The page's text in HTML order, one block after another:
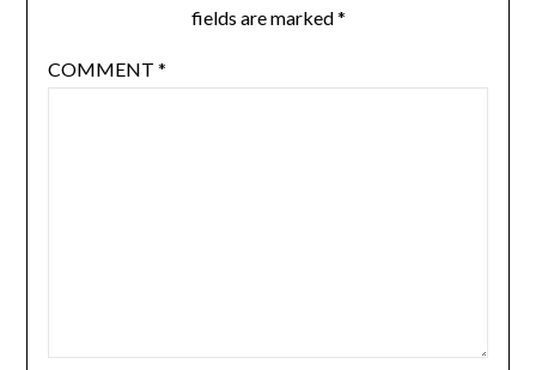
fields are marked*
COMMENT *